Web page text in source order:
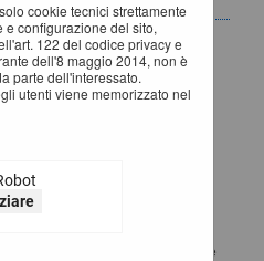
cookie tecnici strettamente
configurazione del sito,
122 del codice privacy e
dell'8 maggio 2014, non è
parte dell'interessato.
utenti viene memorizzato nel
SA
generale riferiti a tutte le procedure